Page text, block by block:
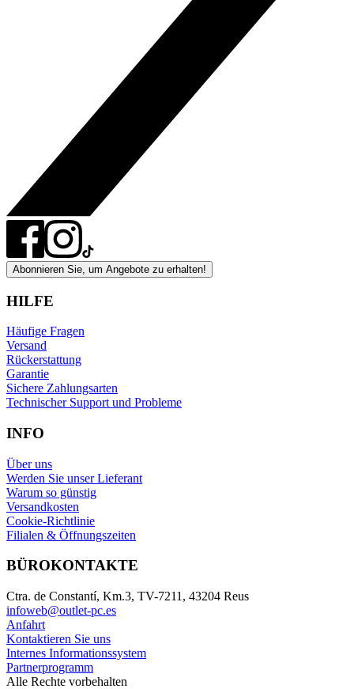
Abonnieren Sie, um Angebote zu erhalten!
HILFE
Häufige Fragen
Versand
Rückerstattung
Garantie
Sichere Zahlungsarten
Technischer Support und Probleme
INFO
Über uns
Werden Sie unser Lieferant
Warum so günstig
Versandkosten
Cookie-Richtlinie
Filialen & Öffnungszeiten
BÜROKONTAKTE
Ctra. de Constantí, Km.3, TV-7211, 43204 Reus
infoweb@outlet-pc.es
Anfahrt
Kontaktieren Sie uns
Internes Informationssystem
Partnerprogramm
Alle Rechte vorbehalten